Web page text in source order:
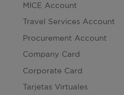
MICE Account
Travel Services Account
Procurement Account
Company Card
Corporate Card
Tarjetas Virtuales